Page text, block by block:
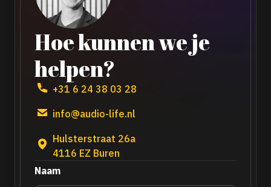
Hoe kunnen we je
helpen?
+31 6 24 38 03 28
info@audio-life.nl
Hulsterstraat 26a
4116 EZ Buren
Naam